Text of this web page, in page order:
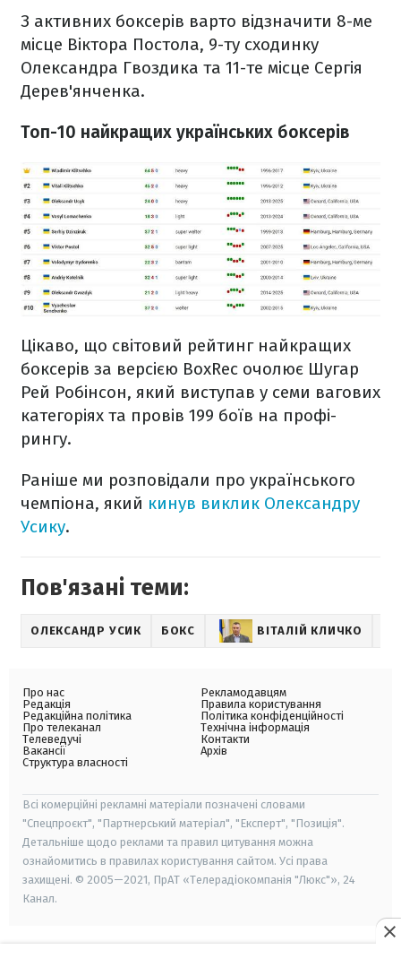
З активних боксерів варто відзначити 8-ме
місце Віктора Постола, 9-ту сходинку
Олександра Гвоздика та 11-те місце Сергія
Дерев'янченка.
Топ-10 найкращих українських боксерів
Цікаво, що світовий рейтинг найкращих
боксерів за версією BoxRec очолює Шугар
Рей Робінсон, який виступав у семи вагових
категоріях та провів 199 боїв на профі-
рингу.
Раніше ми розповідали про українського
чемпіона, який кинув виклик Олександру
Усику.
Пов'язані теми:
ОЛЕКСАНДР УСИК БОКС ВІТАЛІЙ КЛИЧКО
Про нас
Редакція
Редакційна політика
Про телеканал
Телеведучі
Вакансії
Структура власності
Рекламодавцям
Правила користування
Політика конфіденційності
Технічна інформація
Контакти
Архів
Всі комерційні рекламні матеріали позначені словами
"Спецпроєкт", "Партнерський матеріал", "Експерт", "Позиція".
Детальніше щодо реклами та правил цитування можна
ознайомитись в правилах користування сайтом. Усі права
захищені. © 2005—2021, ПрАТ «Телерадіокомпанія "Люкс"», 24
Канал.